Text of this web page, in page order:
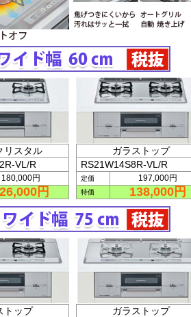
リスタル
VL/R
180,000円
円
ガラストップ
RS21W14S8R-VL/R
定価 197,000円
特価 138,000円
トップ
ガラストップ